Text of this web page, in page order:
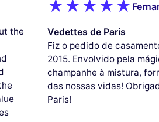
the
Vedettes de Paris
Fiz o pedido de
2015. Envolvido pela
champanhe à mistura,
das nossas vidas!
Paris!